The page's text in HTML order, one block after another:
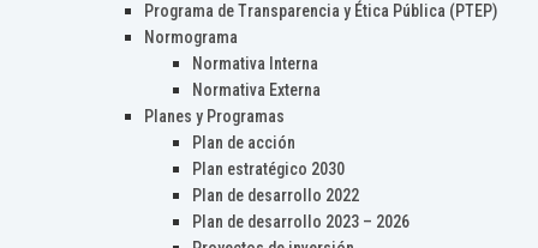
Programa de Transparencia y Ética Pública (PTEP)
Normograma
Normativa Interna
Normativa Externa
Planes y Programas
Plan de acción
Plan estratégico 2030
Plan de desarrollo 2022
Plan de desarrollo 2023 – 2026